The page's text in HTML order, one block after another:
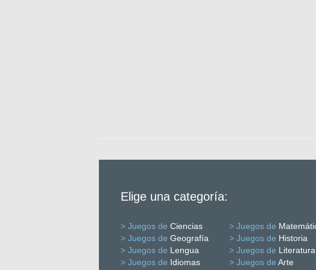
Elige una categoría:
> Juegos de Ciencias > Juegos de
> Juegos de Geografía > Juegos de Historia
> Juegos de Lengua > Juegos de Literatura
> Juegos de Idiomas > Juegos de Arte